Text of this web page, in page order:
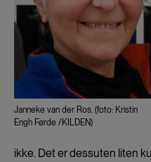
Janneke van der Ros. (foto: Kristin
Engh Førde /KILDEN)
ikke. Det er dessuten liten